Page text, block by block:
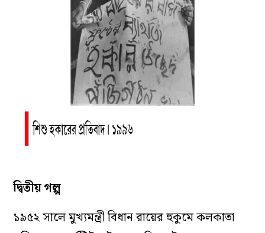
দ্বিতীয় গল্প
১৯৫২ সালে মুখ্যমন্ত্রী বিধান রায়ের হুকুমে কলকাতা